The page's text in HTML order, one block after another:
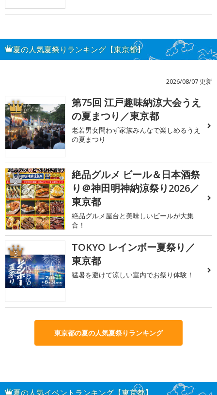
夏の人気夏祭りランキング【東京都】
2026/08/07 更新
1
第75回 江戸趣味納涼大会うえ
の夏まつり／東京都
老若男女問わず家族みんなで楽しめるうえ
の夏まつり
2
絶品グルメ ビール＆日本酒祭
り＠神田明神納涼祭り2026／
東京都
絶品グルメ屋台と美味しいビールが大集
合！
3
TOKYO レインボー夏祭り／
東京都
猛暑を避けて涼しい室内でお祭り体験！
東京都の夏の人気夏祭りランキング
夏の人気イベントランキング【東京都】